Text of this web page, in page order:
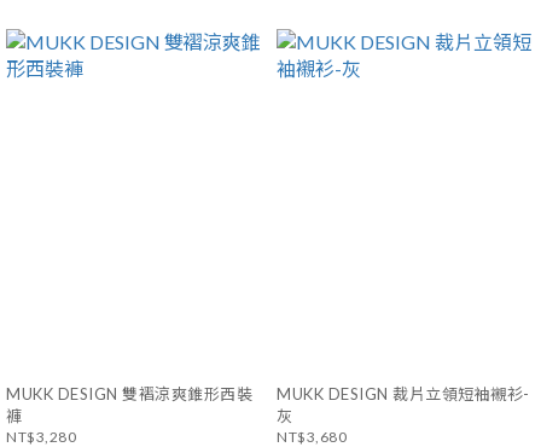
MUKK DESIGN 雙褶涼爽錐形西裝
褲
NT$3,280
MUKK DESIGN 裁片立領短袖襯衫-
灰
NT$3,680